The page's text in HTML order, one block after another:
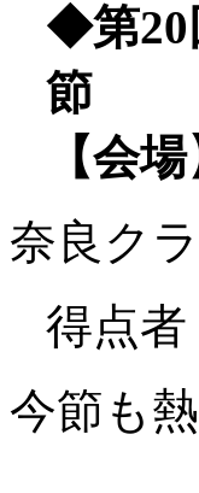
◆第20
節
【会
奈良ク
得点
今節も